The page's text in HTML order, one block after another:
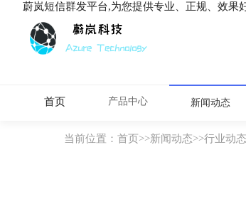
蔚岚短信群发平台,为您提供专业、正规、效果
首页 产品中心 新闻动态
当前位置： 首页>>新闻动态>>行业动态